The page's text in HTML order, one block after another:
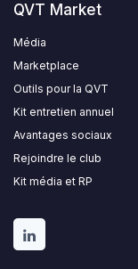
QVT Market
Média
Marketplace
Outils pour la QVT
Kit entretien annuel
Avantages sociaux
Rejoindre le club
Kit média et RP